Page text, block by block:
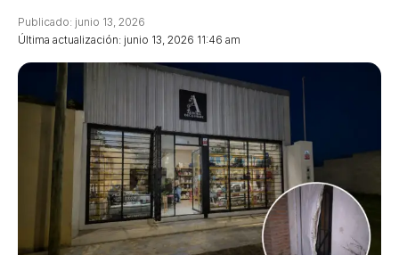
Última actualización: junio 13, 2026 11:46 am
Publicado: junio 13, 2026